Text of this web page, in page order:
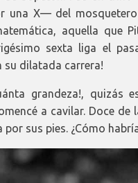
una X— del
aquella que
sexta liga el
su dilatada carrera!
grandeza!,
a cavilar. Doce
sus pies. ¿Cómo